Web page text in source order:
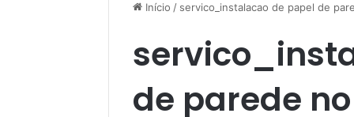
Início / servico_instalacao de papel de
de parede